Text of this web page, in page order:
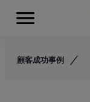
Skip to content
Menu
顧客成功事例